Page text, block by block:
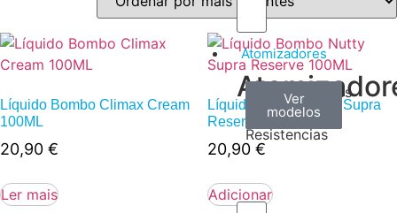
Atomizadores
Claromizadores
Ver
modelos
Reconstruíveis
Ver
modelos
Resistencias
Ver
modelos
Líquido Bombo Climax Cream
100ML
20,90 €
Ler mais
Líquido Bombo Nutty Supra
Reserve 100ML
20,90 €
Adicionar